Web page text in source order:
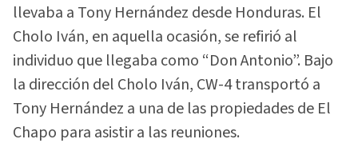
llevaba a Tony Hernández desde Honduras. El
Cholo Iván, en aquella ocasión, se refirió al
individuo que llegaba como “Don Antonio”. Bajo
la dirección del Cholo Iván, CW-4 transportó a
Tony Hernández a una de las propiedades de El
Chapo para asistir a las reuniones.